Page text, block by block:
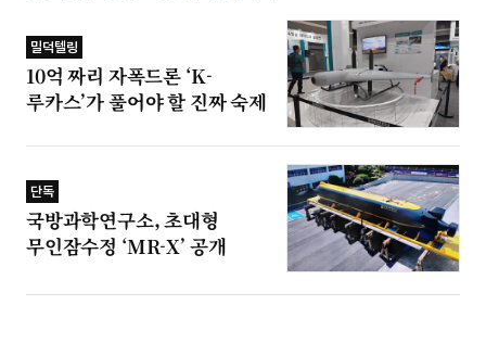
밀덕텔링
10억 짜리 자폭드론 ‘K-
루카스’가 풀어야 할 진짜 숙제
단독
국방과학연구소, 초대형
무인잠수정 ‘MR-X’ 공개